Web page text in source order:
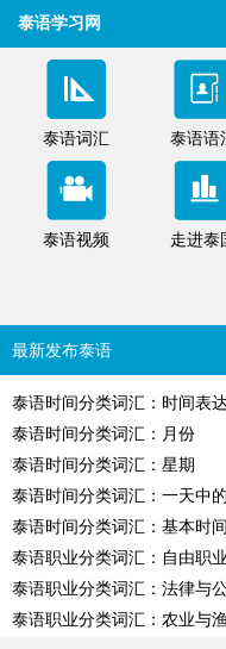
泰语学习网
泰语词汇 泰语语
泰语视频 走进泰
最新发布泰语
泰语时间分类词汇：时间表
泰语时间分类词汇：月份
泰语时间分类词汇：星期
泰语时间分类词汇：一天中
泰语时间分类词汇：基本时
泰语职业分类词汇：自由职
泰语职业分类词汇：法律与
泰语职业分类词汇：农业与